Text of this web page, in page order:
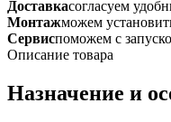
оцинкованный
Доставкасогласуем
Монтажможем
Сервиспоможем с
Описание товара
Назначение и